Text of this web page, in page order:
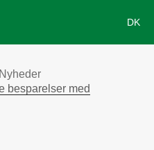
DK
Select
besparelser med